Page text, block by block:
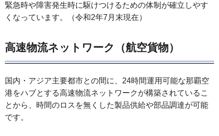
緊急時や障害発生時に駆けつけるための体制が確立しやす
くなっています。（令和2年7月末現在）
高速物流ネットワーク（航空貨物）
国内・アジア主要都市との間に、24時間運用可能な那覇空
港をハブとする高速物流ネットワークが構築されているこ
とから、時間のロスを無くした製品供給や部品調達が可能
です。